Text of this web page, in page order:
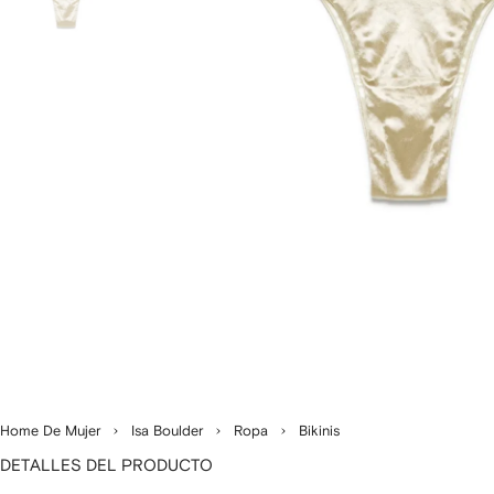
Home De Mujer Isa Boulder Ropa Bikinis
DETALLES DEL PRODUCTO